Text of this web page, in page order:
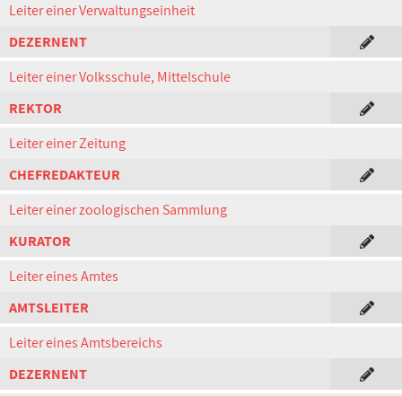
Leiter einer Verwaltungseinheit
DEZERNENT
Leiter einer Volksschule, Mittelschule
REKTOR
Leiter einer Zeitung
CHEFREDAKTEUR
Leiter einer zoologischen Sammlung
KURATOR
Leiter eines Amtes
AMTSLEITER
Leiter eines Amtsbereichs
DEZERNENT